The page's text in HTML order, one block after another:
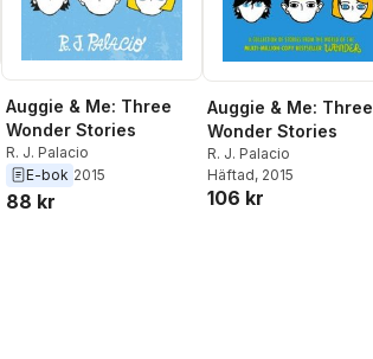
Auggie & Me: Three
Wonder Stories
R. J. Palacio
E-bok 2015
88 kr
Auggie & Me: Three
Wonder Stories
R. J. Palacio
Häftad, 2015
106 kr